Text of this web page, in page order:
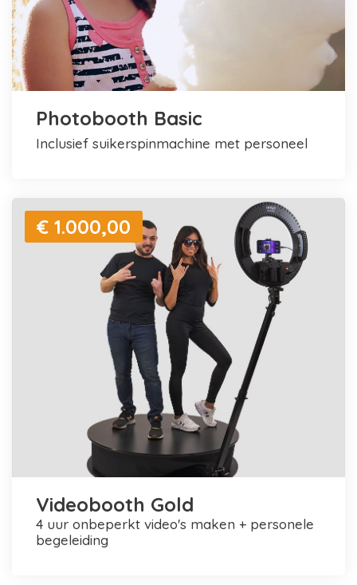
Photobooth Basic
inclusief suikerspinmachine met personeel
€ 1.000,00
Videobooth Gold
4 uur onbeperkt video's maken + personele
begeleiding